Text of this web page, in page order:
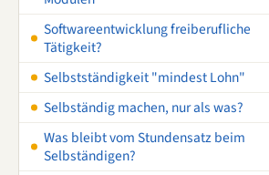
Softwareentwicklung freiberufliche
Tätigkeit?
Selbstständigkeit "mindest Lohn"
Selbständig machen, nur als was?
Was bleibt vom Stundensatz beim
Selbständigen?